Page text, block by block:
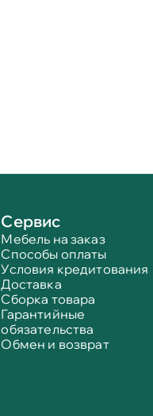
Сервис
Мебель на заказ
Способы оплаты
Условия кредитования
Доставка
Сборка товара
Гарантийные
обязательства
Обмен и возврат